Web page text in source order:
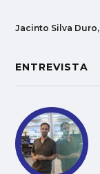
Jacinto Silva
ENTREVISTA